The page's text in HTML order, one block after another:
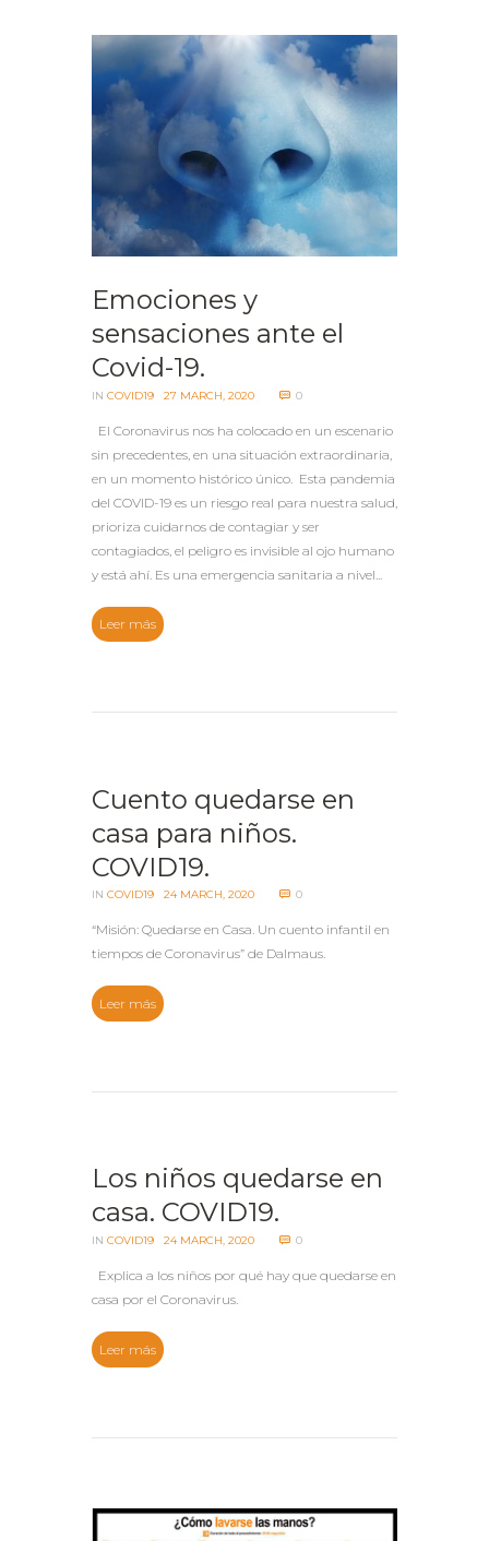
Emociones y
sensaciones ante el
Covid-19.
IN COVID19 27 MARCH, 2020 0
El Coronavirus nos ha colocado en un escenario
sin precedentes, en una situación extraordinaria,
en un momento histórico único. Esta pandemia
del COVID-19 es un riesgo real para nuestra salud,
prioriza cuidarnos de contagiar y ser
contagiados, el peligro es invisible al ojo humano
y está ahí. Es una emergencia sanitaria a nivel...
Leer más
Cuento quedarse en
casa para niños.
COVID19.
IN COVID19 24 MARCH, 2020 0
“Misión: Quedarse en Casa. Un cuento infantil en
tiempos de Coronavirus” de Dalmaus.
Leer más
Los niños quedarse en
casa. COVID19.
IN COVID19 24 MARCH, 2020 0
Explica a los niños por qué hay que quedarse en
casa por el Coronavirus.
Leer más